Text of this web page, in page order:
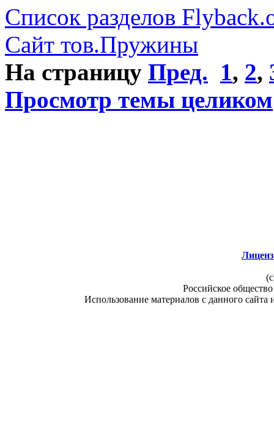
Список разделов
Сайт тов.Пружины
На страницу Пред. 1, 2,
Просмотр темы целиком
Российское
Использование материалов с данного